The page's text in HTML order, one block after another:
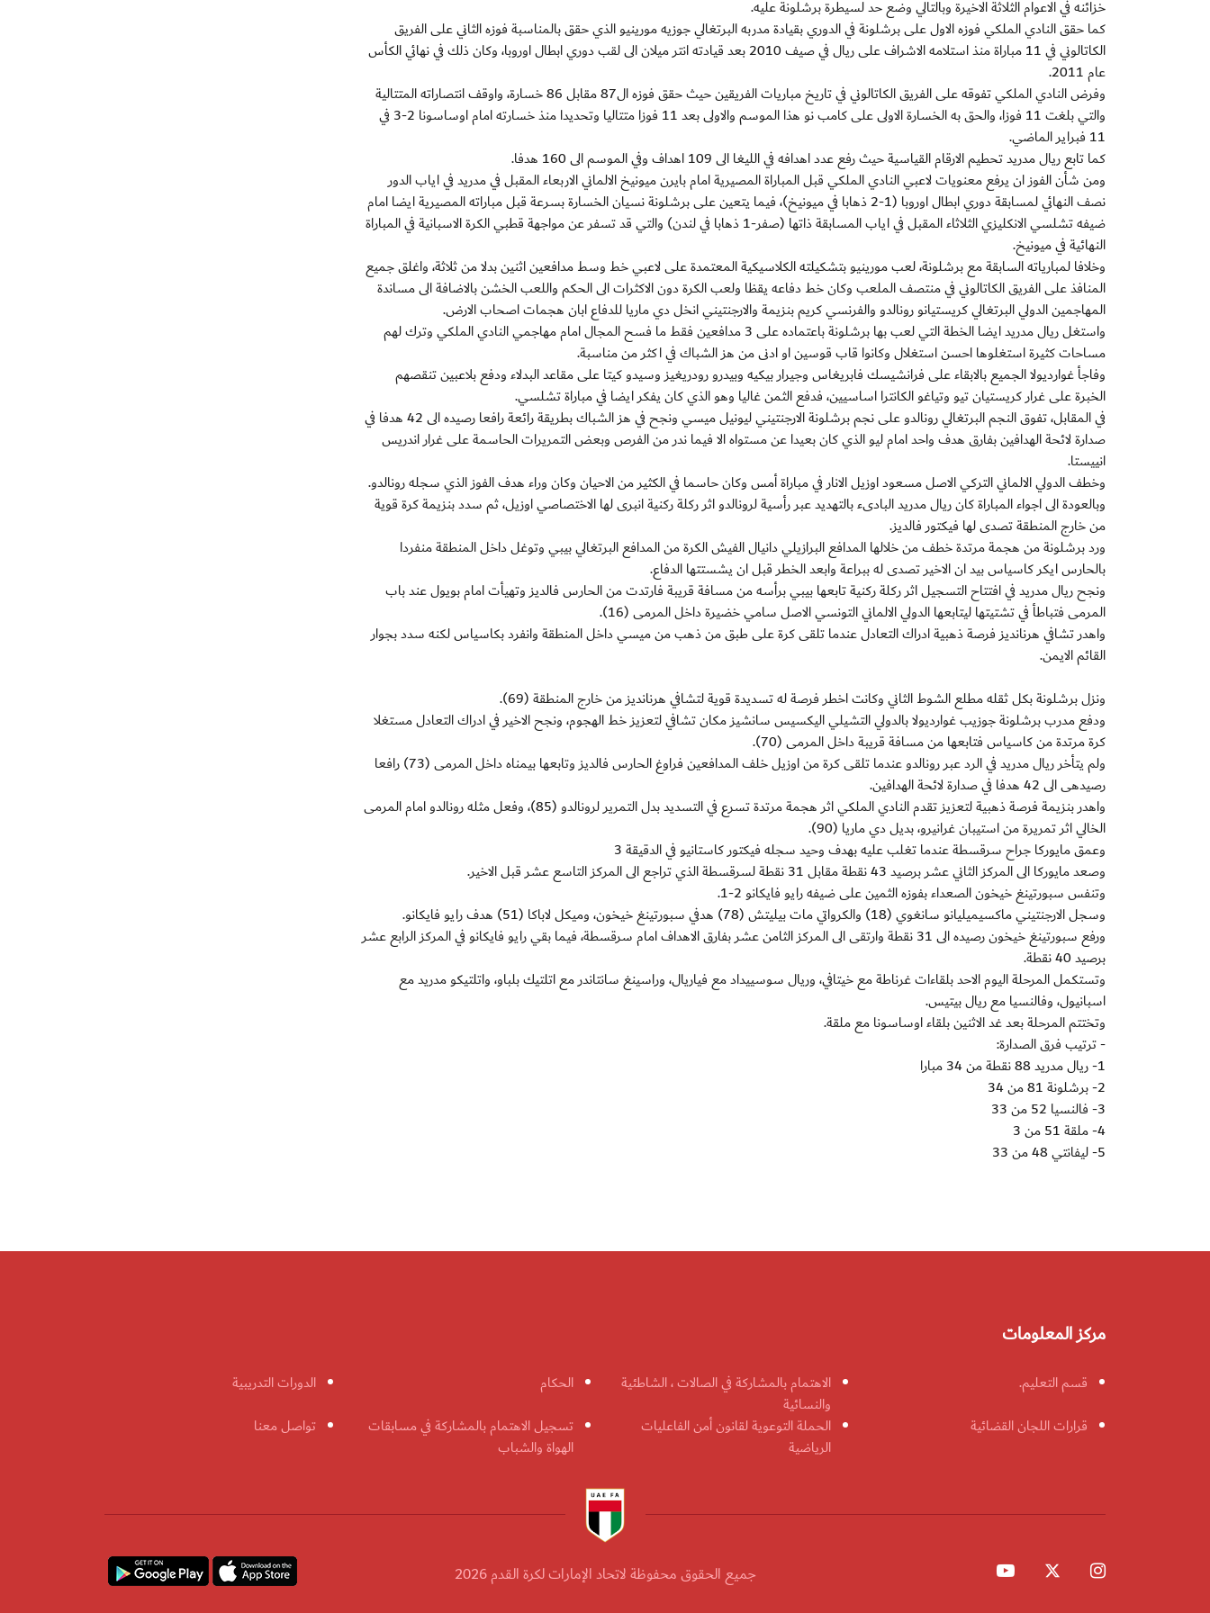
خزائنه في الاعوام الثلاثة الاخيرة وبالتالي وضع حد لسيطرة برشلونة عليه.
كما حقق النادي الملكي فوزه الاول على برشلونة في الدوري بقيادة مدربه البرتغالي جوزيه مورينيو الذي حقق بالمناسبة فوزه الثاني على الفريق
الكاتالوني في 11 مباراة منذ استلامه الاشراف على ريال في صيف 2010 بعد قيادته انتر ميلان الى لقب دوري ابطال اوروبا، وكان ذلك في نهائي الكأس
عام 2011.
وفرض النادي الملكي تفوقه على الفريق الكاتالوني في تاريخ مباريات الفريقين حيث حقق فوزه ال87 مقابل 86 خسارة، واوقف انتصاراته المتتالية
والتي بلغت 11 فوزا، والحق به الخسارة الاولى على كامب نو هذا الموسم والاولى بعد 11 فوزا متتاليا وتحديدا منذ خسارته امام اوساسونا 2-3 في
11 فبراير الماضي.
كما تابع ريال مدريد تحطيم الارقام القياسية حيث رفع عدد اهدافه في الليغا الى 109 اهداف وفي الموسم الى 160 هدفا.
ومن شأن الفوز ان يرفع معنويات لاعبي النادي الملكي قبل المباراة المصيرية امام بايرن ميونيخ الالماني الاربعاء المقبل في مدريد في اياب الدور
نصف النهائي لمسابقة دوري ابطال اوروبا (1-2 ذهابا في ميونيخ)، فيما يتعين على برشلونة نسيان الخسارة بسرعة قبل مباراته المصيرية ايضا امام
ضيفه تشلسي الانكليزي الثلاثاء المقبل في اياب المسابقة ذاتها (صفر-1 ذهابا في لندن) والتي قد تسفر عن مواجهة قطبي الكرة الاسبانية في المباراة
النهائية في ميونيخ.
وخلافا لمبارياته السابقة مع برشلونة، لعب مورينيو بتشكيلته الكلاسيكية المعتمدة على لاعبي خط وسط مدافعين اثنين بدلا من ثلاثة، واغلق جميع
المنافذ على الفريق الكاتالوني في منتصف الملعب وكان خط دفاعه يقظا ولعب الكرة دون الاكثرات الى الحكم واللعب الخشن بالاضافة الى مساندة
المهاجمين الدولي البرتغالي كريستيانو رونالدو والفرنسي كريم بنزيمة والارجنتيني انخل دي ماريا للدفاع ابان هجمات اصحاب الارض.
واستغل ريال مدريد ايضا الخطة التي لعب بها برشلونة باعتماده على 3 مدافعين فقط ما فسح المجال امام مهاجمي النادي الملكي وترك لهم
مساحات كثيرة استغلوها احسن استغلال وكانوا قاب قوسين او ادنى من هز الشباك في اكثر من مناسبة.
وفاجأ غوارديولا الجميع بالابقاء على فرانشيسك فابريغاس وجيرار بيكيه وبيدرو رودريغيز وسيدو كيتا على مقاعد البدلاء ودفع بلاعبين تنقصهم
الخبرة على غرار كريستيان تيو وتياغو الكانترا اساسيين، فدفع الثمن غاليا وهو الذي كان يفكر ايضا في مباراة تشلسي.
في المقابل، تفوق النجم البرتغالي رونالدو على نجم برشلونة الارجنتيني ليونيل ميسي ونجح في هز الشباك بطريقة رائعة رافعا رصيده الى 42 هدفا في
صدارة لائحة الهدافين بفارق هدف واحد امام ليو الذي كان بعيدا عن مستواه الا فيما ندر من الفرص وبعض التمريرات الحاسمة على غرار اندريس
انييستا.
وخطف الدولي الالماني التركي الاصل مسعود اوزيل الانار في مباراة أمس وكان حاسما في الكثير من الاحيان وكان وراء هدف الفوز الذي سجله رونالدو.
وبالعودة الى اجواء المباراة كان ريال مدريد البادىء بالتهديد عبر رأسية لرونالدو اثر ركلة ركنية انبرى لها الاختصاصي اوزيل، ثم سدد بنزيمة كرة قوية
من خارج المنطقة تصدى لها فيكتور فالديز.
ورد برشلونة من هجمة مرتدة خطف من خلالها المدافع البرازيلي دانيال الفيش الكرة من المدافع البرتغالي بيبي وتوغل داخل المنطقة منفردا
بالحارس ايكر كاسياس بيد ان الاخير تصدى له ببراعة وابعد الخطر قبل ان يشستتها الدفاع.
ونجح ريال مدريد في افتتاح التسجيل اثر ركلة ركنية تابعها بيبي برأسه من مسافة قريبة فارتدت من الحارس فالديز وتهيأت امام بويول عند باب
المرمى فتباطأ في تشتيتها ليتابعها الدولي الالماني التونسي الاصل سامي خضيرة داخل المرمى (16).
واهدر تشافي هرنانديز فرصة ذهبية ادراك التعادل عندما تلقى كرة على طبق من ذهب من ميسي داخل المنطقة وانفرد بكاسياس لكنه سدد بجوار
القائم الايمن.
ونزل برشلونة بكل ثقله مطلع الشوط الثاني وكانت اخطر فرصة له تسديدة قوية لتشافي هرنانديز من خارج المنطقة (69).
ودفع مدرب برشلونة جوزيب غوارديولا بالدولي التشيلي اليكسيس سانشيز مكان تشافي لتعزيز خط الهجوم، ونجح الاخير في ادراك التعادل مستغلا
كرة مرتدة من كاسياس فتابعها من مسافة قريبة داخل المرمى (70).
ولم يتأخر ريال مدريد في الرد عبر رونالدو عندما تلقى كرة من اوزيل خلف المدافعين فراوغ الحارس فالديز وتابعها بيمناه داخل المرمى (73) رافعا
رصيدهى الى 42 هدفا في صدارة لائحة الهدافين.
واهدر بنزيمة فرصة ذهبية لتعزيز تقدم النادي الملكي اثر هجمة مرتدة تسرع في التسديد بدل التمرير لرونالدو (85)، وفعل مثله رونالدو امام المرمى
الخالي اثر تمريرة من استيبان غرانيرو، بديل دي ماريا (90).
وعمق مايوركا جراح سرقسطة عندما تغلب عليه بهدف وحيد سجله فيكتور كاستانيو في الدقيقة 3
وصعد مايوركا الى المركز الثاني عشر برصيد 43 نقطة مقابل 31 نقطة لسرقسطة الذي تراجع الى المركز التاسع عشر قبل الاخير.
وتنفس سبورتينغ خيخون الصعداء بفوزه الثمين على ضيفه رايو فايكانو 2-1.
وسجل الارجنتيني ماكسيميليانو سانغوي (18) والكرواتي مات بيليتش (78) هدفي سبورتينغ خيخون، وميكل لاباكا (51) هدف رايو فايكانو.
ورفع سبورتينغ خيخون رصيده الى 31 نقطة وارتقى الى المركز الثامن عشر بفارق الاهداف امام سرقسطة، فيما بقي رايو فايكانو في المركز الرابع عشر
برصيد 40 نقطة.
وتستكمل المرحلة اليوم الاحد بلقاءات غرناطة مع خيتافي، وريال سوسييداد مع فياريال، وراسينغ سانتاندر مع اتلتيك بلباو، واتلتيكو مدريد مع
اسبانيول، وفالنسيا مع ريال بيتيس.
وتختتم المرحلة بعد غد الاثنين بلقاء اوساسونا مع ملقة.
- ترتيب فرق الصدارة:
1- ريال مدريد 88 نقطة من 34 مبارا
2- برشلونة 81 من 34
3- فالنسيا 52 من 33
4- ملقة 51 من 3
5- ليفانتي 48 من 33
مركز المعلومات
قسم التعليم.
الاهتمام بالمشاركة في الصالات ، الشاطئية
والنسائية
الحكام
الدورات التدريبية
قرارات اللجان القضائية
الحملة التوعوية لقانون أمن الفاعليات
الرياضية
تسجيل الاهتمام بالمشاركة في مسابقات
الهواة والشباب
تواصل معنا
جميع الحقوق محفوظة لاتحاد الإمارات لكرة القدم 2026